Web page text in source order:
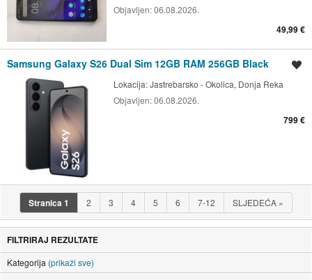
Objavljen:06.08.2026.
49,99 €
Samsung Galaxy S26 Dual Sim 12GB RAM 256GB Black
Lokacija:Jastrebarsko - Okolica, Donja Reka
Objavljen:06.08.2026.
799 €
Stranica 1 2 3 4 5 6 7-12 SLJEDEĆA »
FILTRIRAJ REZULTATE
Kategorija (prikaži sve)